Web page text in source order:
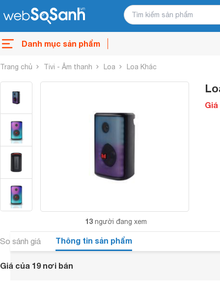
Danh mục sản phẩm
Trang chủ Tivi - Âm thanh Loa Loa Khác
13 người đang xem
Giá
So sánh giá Thông tin sản phẩm
Giá của 19 nơi bán